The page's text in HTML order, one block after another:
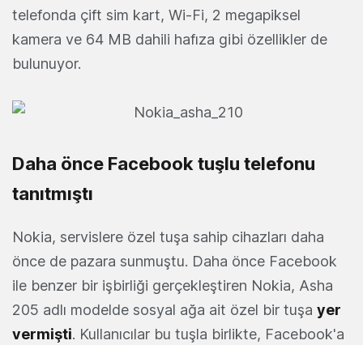
telefonda çift sim kart, Wi-Fi, 2 megapiksel
kamera ve 64 MB dahili hafıza gibi özellikler de
bulunuyor.
Daha önce Facebook tuşlu telefonu
tanıtmıştı
Nokia, servislere özel tuşa sahip cihazları daha
önce de pazara sunmuştu. Daha önce Facebook
ile benzer bir işbirliği gerçekleştiren Nokia, Asha
205 adlı modelde sosyal ağa ait özel bir tuşa yer
vermişti. Kullanıcılar bu tuşla birlikte, Facebook'a